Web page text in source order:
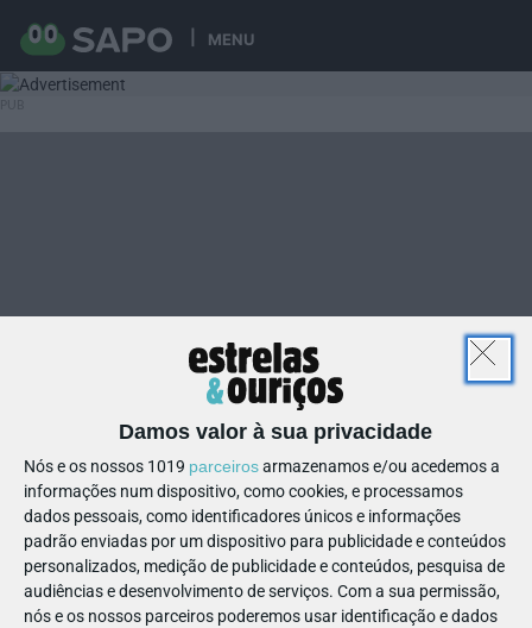
MENU
Damos valor à sua privacidade
Nós e os nossos 1019 parceirosarmazenamos e/ou acedemos a
informações num dispositivo, como cookies, e processamos
dados pessoais, como identificadores únicos e informações
padrão enviadas por um dispositivo para publicidade e conteúdos
personalizados, medição de publicidade e conteúdos, pesquisa de
audiências e desenvolvimento de serviços. Com a sua permissão,
nós e os nossos parceiros poderemos usar identificação e dados